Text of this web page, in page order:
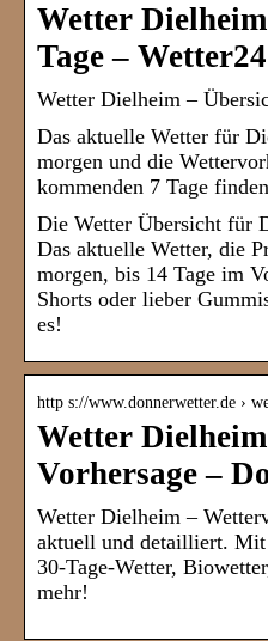
Wetter
Tage –
Wetter Dielheim –
Das aktuelle Wetter für
morgen und die
kommenden 7 Tage
Die Wetter Übersicht für
Das aktuelle Wetter, die
morgen, bis 14 Tage im
Shorts oder lieber
es!
http s://www.donnerwetter.de ›
Wetter
Vorhersage –
Wetter Dielheim –
aktuell und detailliert. Mit
30-Tage-Wetter,
mehr!